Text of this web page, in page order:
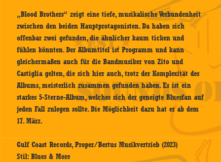
„Blood Brothers“ zeigt eine tiefe, musikalische Verbundenheit
zwischen den beiden Hauptprotagonisten. Da haben sich
offenbar zwei gefunden, die ähnlicher kaum ticken und
fühlen könnten. Der Albumtitel ist Programm und kann
gleichermaßen auch für die Bandmusiker von Zito und
Castiglia gelten, die sich hier auch, trotz der Komplexität des
Albums, meisterlich zusammen gefunden haben. Es ist ein
starkes 5-Sterne-Album, welches sich der geneigte Bluesfan auf
jeden Fall zulegen sollte. Die Möglichkeit dazu hat er ab dem
17. März.
Gulf Coast Records, Proper/Bertus Musikvertrieb (2023)
Stil: Blues & More